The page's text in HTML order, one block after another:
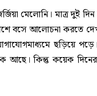
মেলোনি। মাত্র দুই
বসে আলোচনা করতে
ছড়িয়ে
আছে। কিন্তু কয়েক